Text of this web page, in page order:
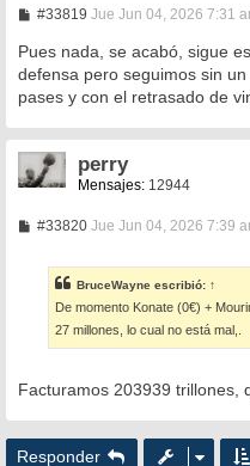
#33819M
n
a
j
Jue Jun 04, 2026 7:31
Pues nada, se acabó, sigue
defensa pero seguimos sin
pases y con el retrasado de
perry
Mensajes: 12944
#33820M
a
j
e
Jue Jun 04, 2026 7:39
BruceWayne escribió: ↑
De momento Konate (0€) +
27 millones, lo cual no está mal,.
Facturamos 203939 trillones,
Responder